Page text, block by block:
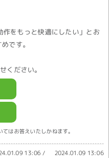
作をもっと快適にしたい」とお
です。
ください。
はお答えいたしかねます。
13:06 / 2024.01.09 13:06